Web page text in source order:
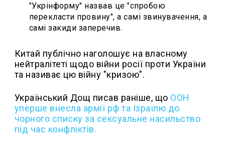
"Укрінформу" назвав це "спробою
перекласти провину", а самі звинувачення, а
самі закиди заперечив.
Китай публічно наголошує на власному
нейтралітеті щодо війни росії проти України
та називає цю війну "кризою".
Український Дощ писав раніше, що ООН
уперше внесла армії рф та Ізраїлю до
чорного списку за сексуальне насильство
під час конфліктів.